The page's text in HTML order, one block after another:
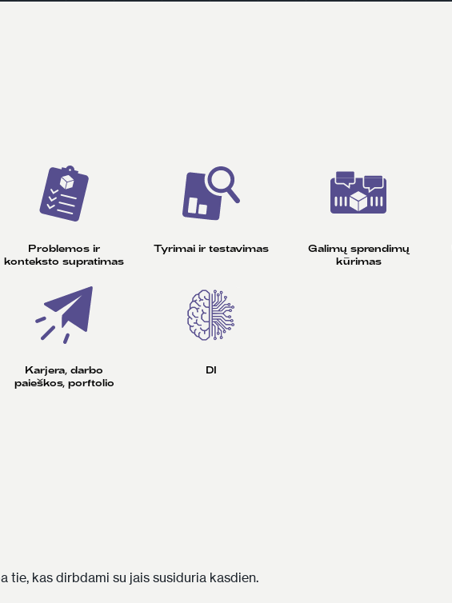
Problemos ir
konteksto supratimas
Tyrimai ir testavimas
Galimų sprendimų
kūrimas
Karjera, darbo
paieškos, porftolio
DI
tie, kas dirbdami su jais susiduria kasdien.